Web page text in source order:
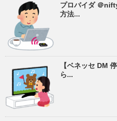
プロバイダ ＠
方法...
【ベネッセ DM
ら...